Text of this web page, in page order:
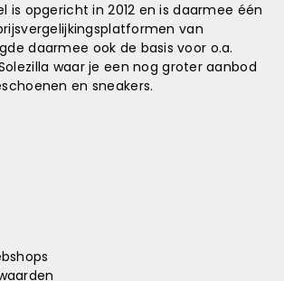
is opgericht in 2012 en is daarmee één
van
daarmee ook de basis voor o.a.
waar je een nog groter aanbod
en sneakers.